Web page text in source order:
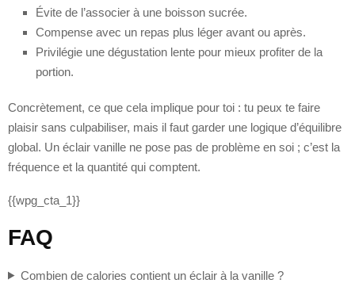
Évite de l’associer à une boisson sucrée.
Compense avec un repas plus léger avant ou après.
Privilégie une dégustation lente pour mieux profiter de la
portion.
Concrètement, ce que cela implique pour toi : tu peux te faire
plaisir sans culpabiliser, mais il faut garder une logique d’équilibre
global. Un éclair vanille ne pose pas de problème en soi ; c’est la
fréquence et la quantité qui comptent.
{{wpg_cta_1}}
FAQ
Combien de calories contient un éclair à la vanille ?